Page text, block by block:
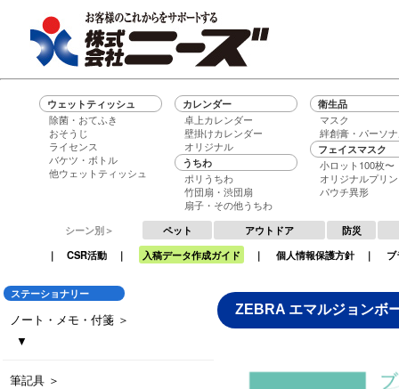
ウェットティッシュ
除菌・おてふき
おそうじ
ライセンス
バケツ・ボトル
他ウェットティッシュ
カレンダー
卓上カレンダー
壁掛けカレンダー
オリジナル
うちわ
ポリうちわ
竹団扇・渋団扇
扇子・その他うちわ
衛生品
マスク
絆創膏・パーソ
フェイスマスク
小ロット100枚〜
オリジナルプリ
パウチ異形
シーン別＞ ペット アウトドア
防災
｜ CSR活動 ｜ 入稿データ作成ガイド ｜ 個人情報保護方針 ｜
ステーショナリー
ノート・メモ・付箋 ＞
▼
ダブルリングノート
ペン立てデスクメモ
ポケットメモ
くるみ巻きメモ
トップメモ30
名入れ付箋 パステル
名入れ付箋 ネオン
筆記具 ＞
ZEBRA エマルジョンボ